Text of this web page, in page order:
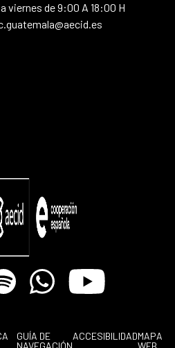
viernes de 9:00 A 18:00 H
WhatsappYoutube
GUÍA DE
ACCESIBILIDADMAPA